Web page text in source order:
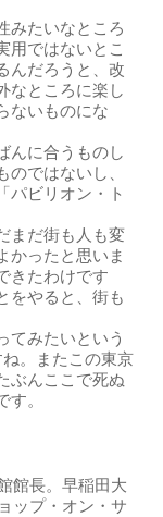
みたいなところ
用ではないとこ
んだろうと、改
なところに楽し
ないものにな
んに合うものし
ではないし、
パビリオン・ト
まだ街も人も変
かったと思いま
きたわけです
をやると、街も
てみたいという
。またこの東京
ぶんここで死ぬ
す。
館長。早稲田大
ップ・オン・サ